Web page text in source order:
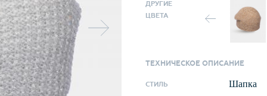
ДРУГИЕ
ЦВЕТА
ТЕХНИЧЕСКОЕ ОПИСАНИЕ
СТИЛЬ Шапка